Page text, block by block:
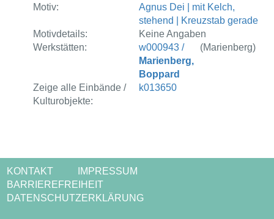
Motiv:
Agnus Dei | mit Kelch,
stehend | Kreuzstab gerade
Motivdetails:
Keine Angaben
Werkstätten:
w000943 /
Marienberg,
Boppard
(Marienberg)
Zeige alle Einbände /
Kulturobjekte:
k013650
KONTAKT
IMPRESSUM
BARRIEREFREIHEIT
DATENSCHUTZERKLÄRUNG